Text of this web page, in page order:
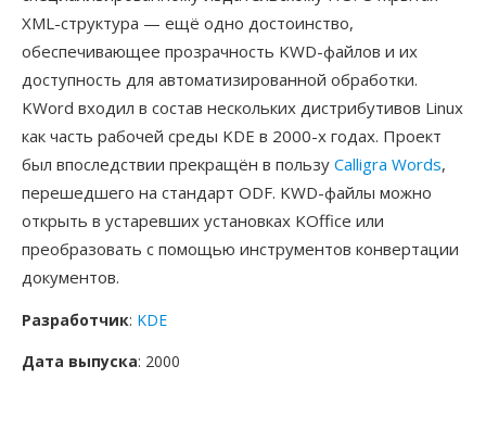
XML-структура — ещё одно достоинство,
обеспечивающее прозрачность KWD-файлов и их
доступность для автоматизированной обработки.
KWord входил в состав нескольких дистрибутивов Linux
как часть рабочей среды KDE в 2000-х годах. Проект
был впоследствии прекращён в пользу Calligra Words,
перешедшего на стандарт ODF. KWD-файлы можно
открыть в устаревших установках KOffice или
преобразовать с помощью инструментов конвертации
документов.
Разработчик: KDE
Дата выпуска: 2000